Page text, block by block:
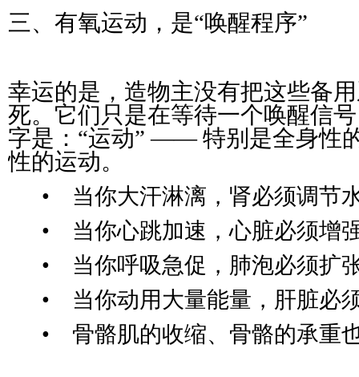
三、有氧运动，是“唤醒程序”
幸运的是，造物主没有把这些备
死。它们只是在等待一个唤醒信
字是：“运动” —— 特别是全身性
性的运动。
• 当你大汗淋漓，肾必须调节
• 当你心跳加速，心脏必须增
• 当你呼吸急促，肺泡必须扩
• 当你动用大量能量，肝脏必
• 骨骼肌的收缩、骨骼的承重